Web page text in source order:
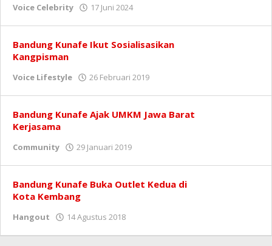
Voice Celebrity 17 Juni 2024
Bandung Kunafe Ikut Sosialisasikan
Kangpisman
Voice Lifestyle 26 Februari 2019
Bandung Kunafe Ajak UMKM Jawa Barat
Kerjasama
Community 29 Januari 2019
Bandung Kunafe Buka Outlet Kedua di
Kota Kembang
Hangout 14 Agustus 2018